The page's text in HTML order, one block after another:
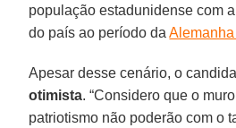
população estadunidense com
do país ao período da
Apesar desse cenário, o
otimista. “Considero que o
patriotismo não poderão com o